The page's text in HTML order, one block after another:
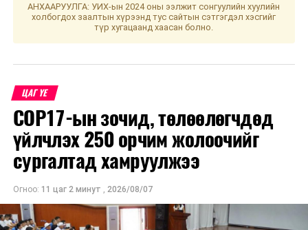
АНХААРУУЛГА: УИХ-ын 2024 оны ээлжит сонгуулийн хуулийн
холбогдох заалтын хүрээнд тус сайтын сэтгэгдэл хэсгийг
түр хугацаанд хаасан болно.
ЦАГ ҮЕ
COP17-ын зочид, төлөөлөгчдөд
үйлчлэх 250 орчим жолоочийг
сургалтад хамруулжээ
Огноо: 11 цаг 2 минут , 2026/08/07